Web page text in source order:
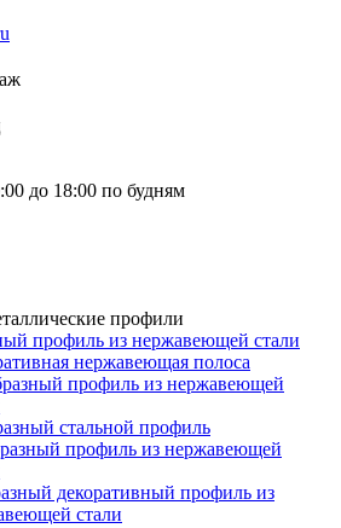
до 18:00 по будням
профили
профиль из нержавеющей стали
нержавеющая полоса
профиль из нержавеющей
стальной профиль
профиль из нержавеющей
декоративный профиль из
стали